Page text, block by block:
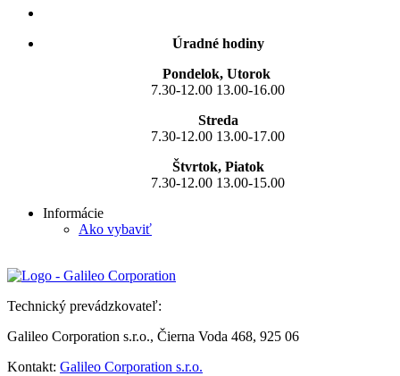
Úradné hodiny
Pondelok, Utorok
7.30-12.00 13.00-16.00
Streda
7.30-12.00 13.00-17.00
Štvrtok, Piatok
7.30-12.00 13.00-15.00
Informácie
Ako vybaviť
Technický prevádzkovateľ:
Galileo Corporation s.r.o., Čierna Voda 468, 925 06
Kontakt: Galileo Corporation s.r.o.